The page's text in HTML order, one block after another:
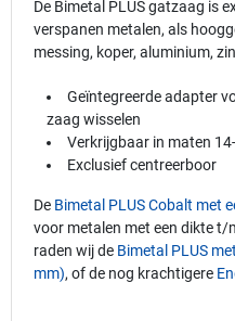
De Bimetal PLUS gatzaag is
verspanen metalen, als
messing, koper, aluminium,
Geïntegreerde adapter
zaag wisselen
Verkrijgbaar in maten
Exclusief centreerboor
De Bimetal PLUS Cobalt met
voor metalen met een dikte t/
raden wij de Bimetal PLUS met
mm), of de nog krachtigere